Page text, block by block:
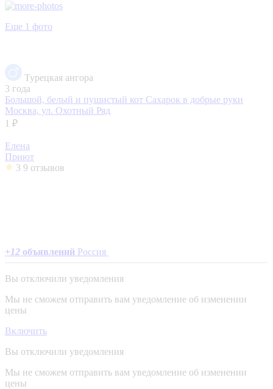
Еще 1 фото
Турецкая ангора
3 года
Большой, белый и пушистый кот Сахарок в добрые руки
Москва, ул. Охотный Ряд
1 ₽
Елена
Приют
3 9 отзывов
+12 объявлений Россия
Вы отключили уведомления
Мы не сможем отправить вам уведомление об изменении
цены
Включить
Вы отключили уведомления
Мы не сможем отправить вам уведомление об изменении
цены